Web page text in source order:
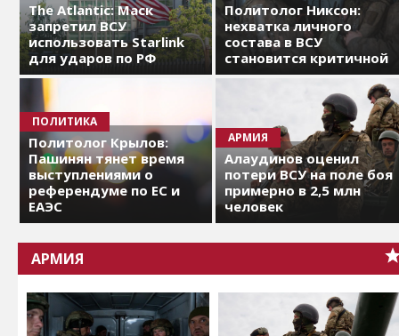
The Atlantic: Маск
запретил ВСУ
использовать Starlink
для ударов по РФ
Политолог Никсон:
нехватка личного
состава в ВСУ
становится критичной
ПОЛИТИКА
Политолог Крылов:
Пашинян тянет время
выступлениями о
референдуме по ЕС и
ЕАЭС
АРМИЯ
Алаудинов оценил
потери ВСУ на поле боя
примерно в 2,5 млн
человек
АРМИЯ